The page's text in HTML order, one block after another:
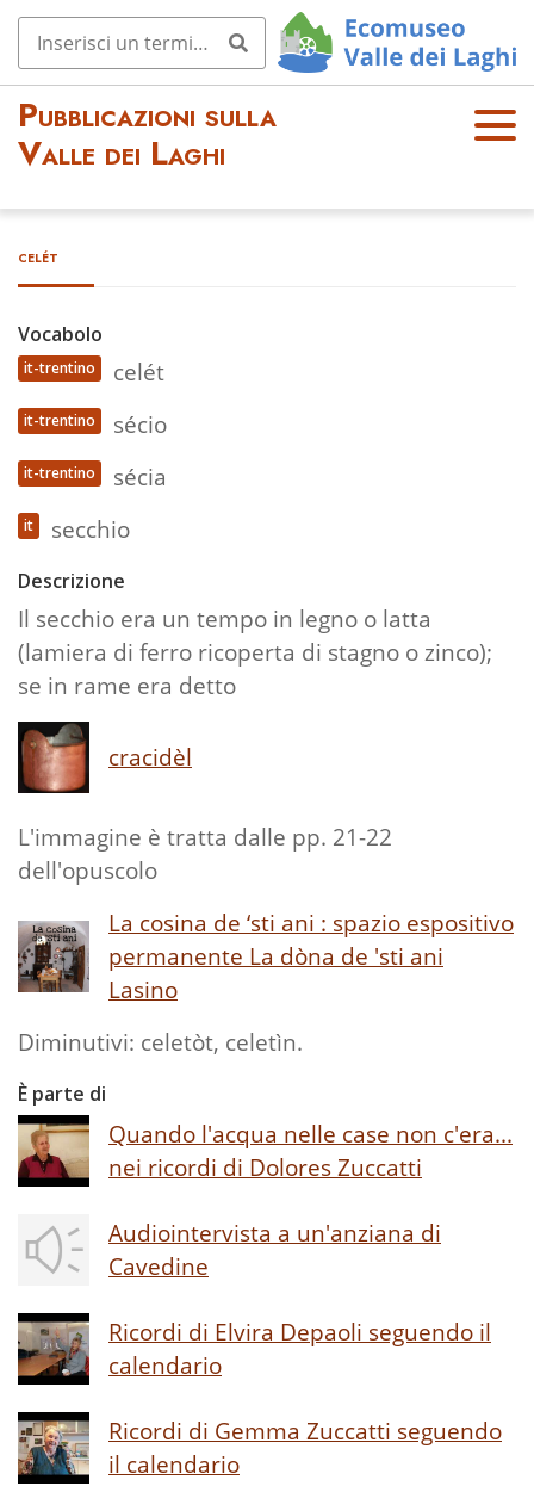
Pubblicazioni sulla
Valle dei Laghi
OPE
celét
Vocabolo
it-trentino celét
it-trentino sécio
it-trentino sécia
it secchio
Descrizione
Il secchio era un tempo in legno o latta
(lamiera di ferro ricoperta di stagno o zinco);
se in rame era detto
cracidèl
L'immagine è tratta dalle pp. 21-22
dell'opuscolo
La cosina de ‘sti ani : spazio espositivo
permanente La dòna de 'sti ani
Lasino
Diminutivi: celetòt, celetìn.
È parte di
Quando l'acqua nelle case non c'era...
nei ricordi di Dolores Zuccatti
Audiointervista a un'anziana di
Cavedine
Ricordi di Elvira Depaoli seguendo il
calendario
Ricordi di Gemma Zuccatti seguendo
il calendario